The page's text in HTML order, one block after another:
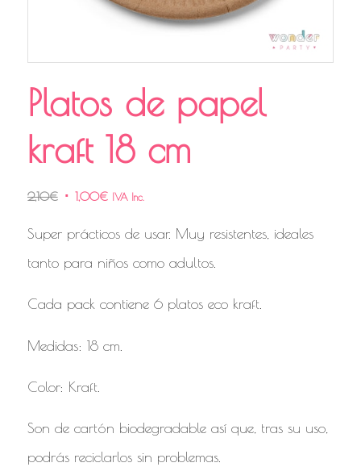
Platos de papel
kraft 18 cm
2,10€ 1,00€ IVA Inc.
Super prácticos de usar. Muy resistentes, ideales
tanto para niños como adultos.
Cada pack contiene 6 platos eco kraft.
Medidas: 18 cm.
Color: Kraft.
Son de cartón biodegradable así que, tras su uso,
podrás reciclarlos sin problemas.